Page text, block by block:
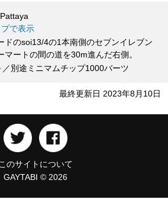
で表示
ドのsoi13/4の1本南側のセブンイレブン
マートの間の道を30m進んだ右側。
別途ミニマムチップ1000バーツ
最終更新日 2023年8月10日
このサイトについて
GAYTABI © 2026